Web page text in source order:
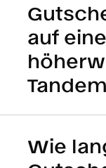
auf
Wie